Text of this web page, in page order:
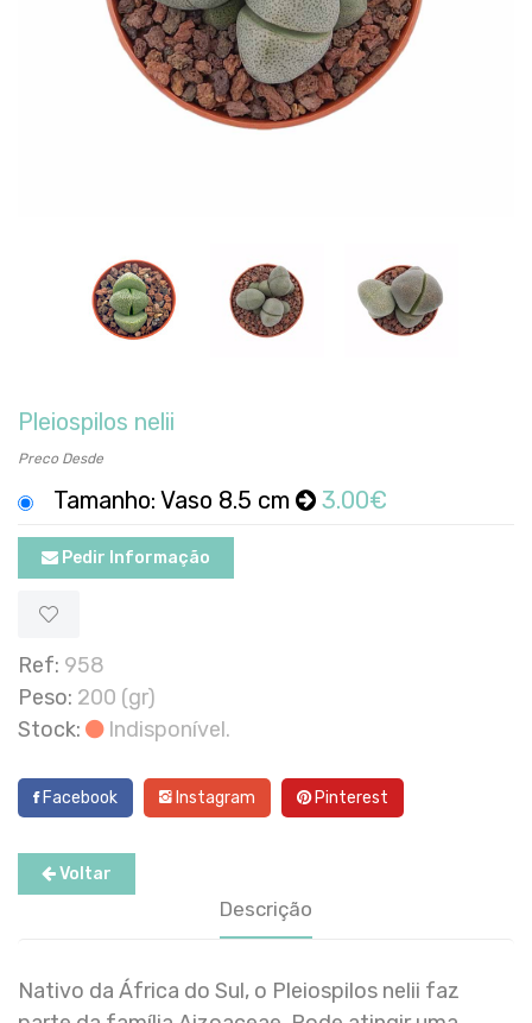
Pleiospilos nelii
Preco Desde
Tamanho: Vaso 8.5 cm 3.00€
Pedir Informação
Ref: 958
Peso: 200 (gr)
Stock:
Indisponível.
Facebook Instagram Pinterest
Voltar
Descrição
Nativo da África do Sul, o Pleiospilos nelii faz